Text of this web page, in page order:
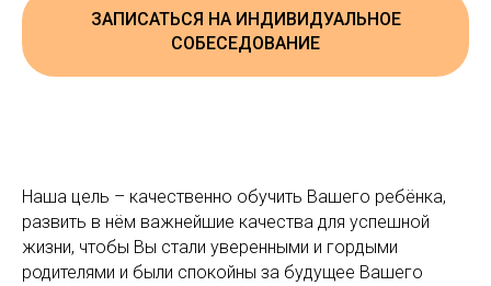
ЗАПИСАТЬСЯ НА ИНДИВИДУАЛЬНОЕ
СОБЕСЕДОВАНИЕ
Наша цель – качественно обучить Вашего ребёнка,
развить в нём важнейшие качества для успешной
жизни, чтобы Вы стали уверенными и гордыми
родителями и были спокойны за будущее Вашего